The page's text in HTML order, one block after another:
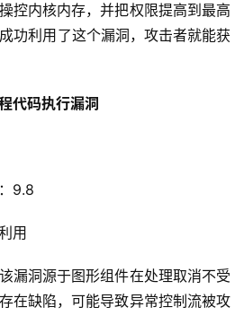
控内核内存，并把权限提高到最高
功利用了这个漏洞，攻击者就能获
代码执行漏洞
9.8
用
漏洞源于图形组件在处理取消不受
在缺陷，可能导致异常控制流被攻